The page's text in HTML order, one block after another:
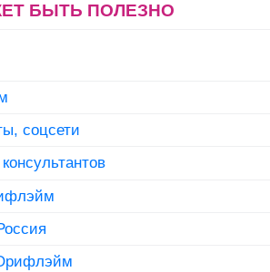
БЫТЬ ПОЛЕЗНО
соцсети